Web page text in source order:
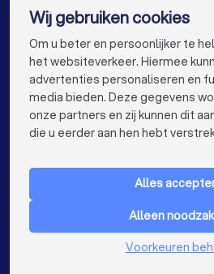
Schoonmaakbedrijven in
Schoonmaakbedrijven
Schoonmaakbedrijven
Schoonmaakbedrijven
Schoonmaakbedrijven in
VOOR PARTICULIEREN
Nederland
Wij gebruiken cookies
Om u beter en persoonlijker te
het websiteverkeer. Hiermee
advertenties personaliseren en
media bieden. Deze gegevens
onze partners en zij kunnen dit
die u eerder aan hen hebt
Alles
Alleen
Voorkeuren